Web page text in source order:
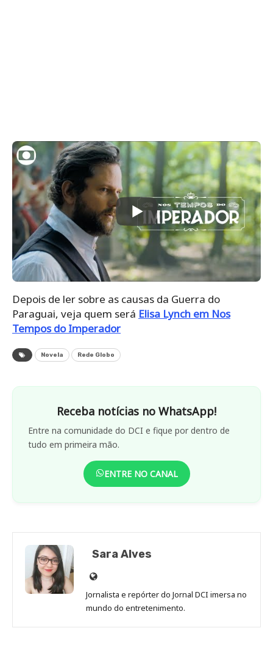
Depois de ler sobre as causas da Guerra do
Paraguai, veja quem será Elisa Lynch em Nos
Tempos do Imperador
Novela Rede Globo
Receba notícias no WhatsApp!
Entre na comunidade do DCI e fique por dentro de
tudo em primeira mão.
ENTRE NO CANAL
Sara Alves
Site
de
Sara
Jornalista e repórter do Jornal DCI imersa no
mundo do entretenimento.